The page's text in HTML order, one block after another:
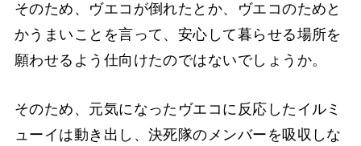
そのため、ヴエコが倒れたとか、ヴエコのためと
かうまいことを言って、安心して暮らせる場所を
願わせるよう仕向けたのではないでしょうか。
そのため、元気になったヴエコに反応したイルミ
ューイは動き出し、決死隊のメンバーを吸収しな